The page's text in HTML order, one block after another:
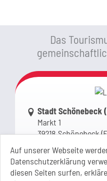
Auf unserer Webseite
Datenschutzerklärung
diesen Seiten surfen,
Das
Link zur Google-Maps
Stadt Schönebeck
Markt 1
39218 Schönebeck
Sachsen-Anhalt
+49 3928 710-0
+49 3928 710-199